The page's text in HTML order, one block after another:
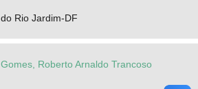
do Rio Jardim-DF
Gomes, Roberto Arnaldo Trancoso